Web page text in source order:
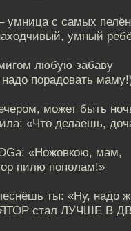
умница с самых
умный
любую забаву
порадовать
может быть
«Что делаешь,
«Ножовкою, мам,
пилю пополам!»
ты: «Ну, надо
стал ЛУЧШЕ В